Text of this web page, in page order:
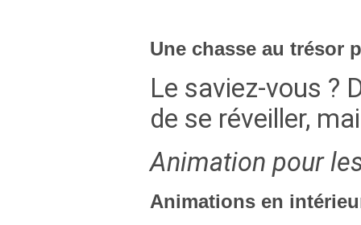
Une chasse au trésor
Le saviez-vous ?
de se réveiller,
Animation pour
Animations en